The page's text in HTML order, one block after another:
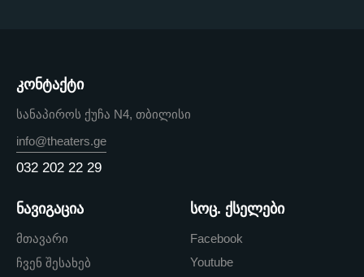
კონტაქტი
სანაპიროს ქუჩა N4, თბილისი
info@theaters.ge
032 202 22 29
ნავიგაცია
მთავარი
ჩვენ შესახებ
სოც. ქსელები
Facebook
Youtube